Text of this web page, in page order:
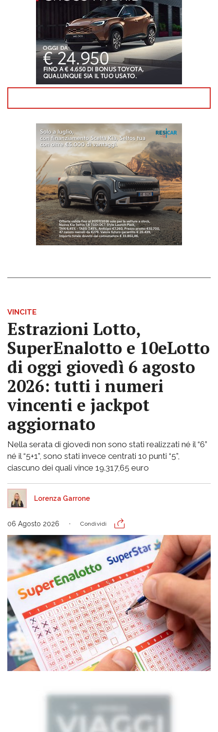
VINCITE
Estrazioni Lotto,
SuperEnalotto e 10eLotto
di oggi giovedì 6 agosto
2026: tutti i numeri
vincenti e jackpot
aggiornato
Nella serata di giovedì non sono stati realizzati né il “6”
né il “5+1”, sono stati invece centrati 10 punti “5”,
ciascuno dei quali vince 19.317,65 euro
Lorenza Garrone
06 Agosto 2026 Condividi